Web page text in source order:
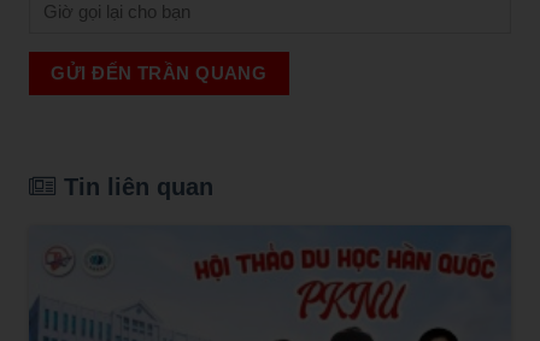
GỬI ĐẾN TRẦN QUANG
Tin liên quan